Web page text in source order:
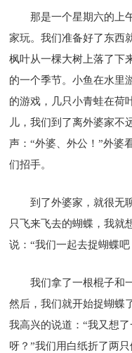
那是一个星期六的上
家玩。我们准备好了东西
枫叶从一棵大树上落了下
的一个季节。小鱼在水里
的游戏，几只小青蛙在荷
儿，我们到了离外婆家不
声：“外婆、外公！”外婆
们招手。
到了外婆家，就很无
只飞来飞去的蝴蝶，我就
说：“我们一起去捉蝴蝶
我们拿了一根棍子和
然后，我们就开始捉蝴蝶
我高兴的说道：“我又想
呀？”我们用白纸折了两